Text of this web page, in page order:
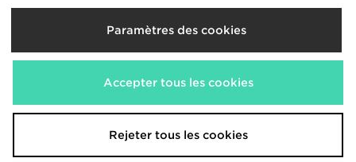
Livraison Vers
France
Nous acceptons les méthodes de paiement suivantes
Visitez notre site corporate www.jdplc.com
Paramètres des cookies
Accepter tous les cookies
Rejeter tous les cookies